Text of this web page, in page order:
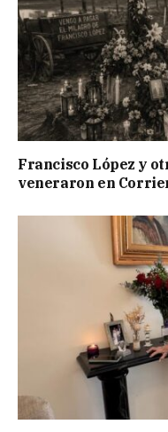
Francisco López y
veneraron en